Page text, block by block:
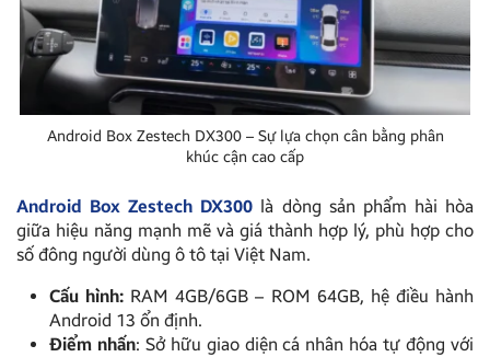
Android Box Zestech DX300 – Sự lựa chọn cân bằng phân
khúc cận cao cấp
Android Box Zestech DX300 là dòng sản phẩm hài hòa
giữa hiệu năng mạnh mẽ và giá thành hợp lý, phù hợp cho
số đông người dùng ô tô tại Việt Nam.
Cấu hình: RAM 4GB/6GB – ROM 64GB, hệ điều hành
Android 13 ổn định.
Điểm nhấn: Sở hữu giao diện cá nhân hóa tự động với